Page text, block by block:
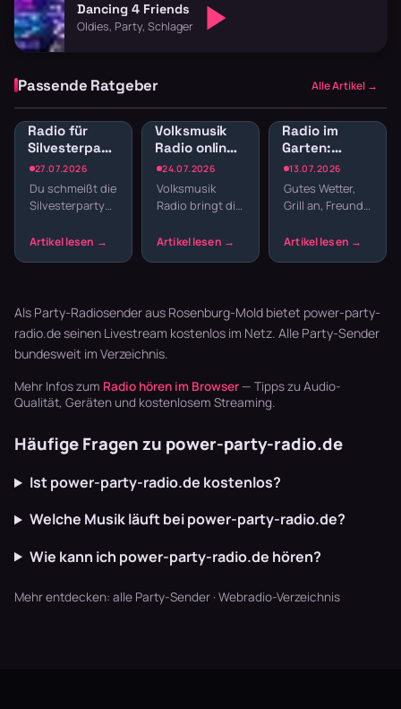
Dancing 4 Friends
Oldies, Party, Schlager
Passende Ratgeber Alle Artikel →
27.07.2026
Radio für
Silvesterparty:
Die besten
Sender für
den
Jahreswechsel
Du schmeißt die
Silvesterparty
den ganzen
läuft dur…
24.07.2026
Volksmusik
Radio online:
Traditionelle
Klänge und
Blasmusik
Volksmusik
Radio bringt dir
ins
Blaskapellen.
13.07.2026
Radio im
Garten:
Sender für
Gartenparty
und
Grillabend
Gutes Wetter,
Grill an, Freunde
noch die
Garten läu…
Als Party-Radiosender aus Rosenburg-Mold bietet power-party-
radio.de seinen Livestream kostenlos im Netz. Alle Party-Sender
bundesweit im Verzeichnis.
Mehr Infos zum Radio hören im Browser — Tipps zu Audio-
Qualität, Geräten und kostenlosem Streaming.
Häufige Fragen zu power-party-radio.de
Ist power-party-radio.de kostenlos?
Welche Musik läuft bei power-party-radio.de?
Wie kann ich power-party-radio.de hören?
Mehr entdecken: alle Party-Sender · Webradio-Verzeichnis